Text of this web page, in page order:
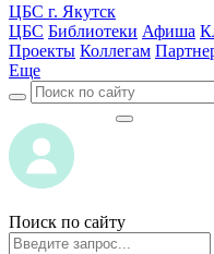
ЦБС г. Якутск
ЦБС Библиотеки Афиша
Проекты Коллегам
Еще
Поиск по сайту